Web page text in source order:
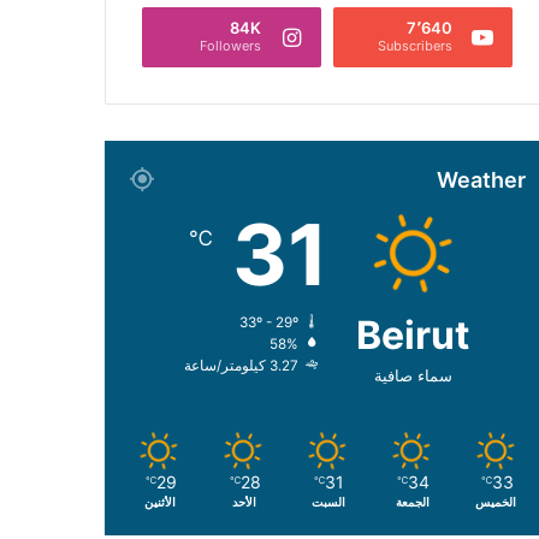
7٬640
Subscribers
84K
Followers
Weather
Beirut
سماء صافية
31
℃
58%
3.27 كيلومتر/ساعة
33
℃
الخميس
34
℃
الجمعة
31
℃
السبت
28
℃
الأحد
29
℃
الأثنين